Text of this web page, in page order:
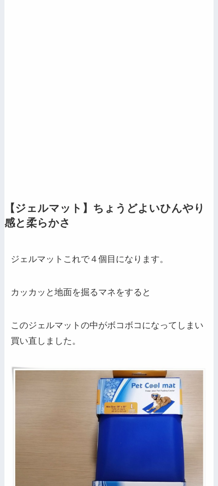
【ジェルマット】ちょうどよいひんやり
感と柔らかさ
ジェルマットこれで４個目になります。
カッカッと地面を掘るマネをすると
このジェルマットの中がボコボコになってしまい
買い直しました。